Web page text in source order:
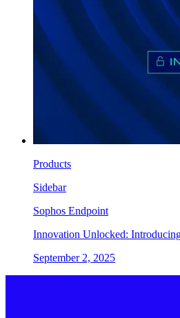
Products
Sidebar
Sophos Endpoint
Innovation Unlocked:
September 2, 2025